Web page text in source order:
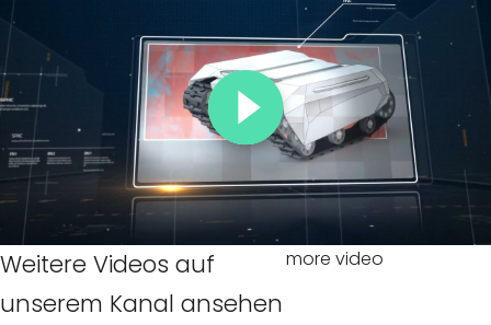
Weitere Videos auf
unserem Kanal ansehen
more video